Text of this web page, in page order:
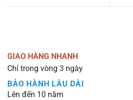
GIAO HÀNG NHANH
Chỉ trong vòng 3 ngày
BẢO HÀNH LÂU DÀI
Lên đến 10 năm